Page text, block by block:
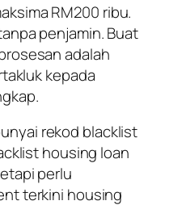
RM200 ribu.
penjamin. Buat
adalah
kepada
rekod blacklist
housing loan
perlu
terkini housing